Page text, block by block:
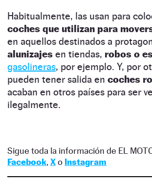
Habitualmente, las usan para
coches que utilizan para
en aquellos destinados a
alunizajes en tiendas, robos o
gasolineras, por ejemplo. Y, por
pueden tener salida en coches
acaban en otros países para ser
ilegalmente.
Sigue toda la información de EL
Facebook, Xo Instagram